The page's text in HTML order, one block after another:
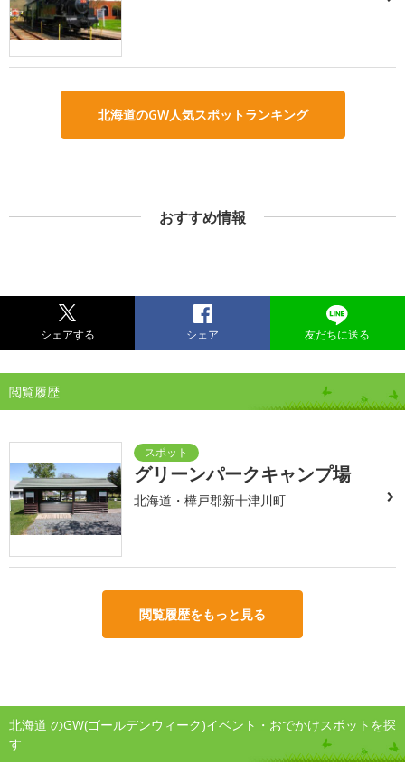
北海道のGW人気スポットランキング
おすすめ情報
シェアする シェア 友だちに送る
閲覧履歴
グリーンパークキャンプ場
北海道・樺戸郡新十津川町
閲覧履歴をもっと見る
北海道 のGW(ゴールデンウィーク)イベント・おでかけスポットを探
す